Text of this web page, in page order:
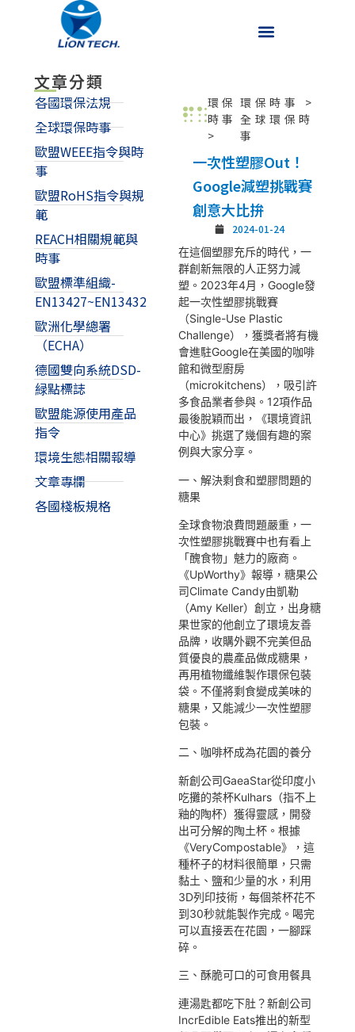
文章分類
各國環保法規
全球環保時事
歐盟WEEE指令與時
事
歐盟RoHS指令與規
範
REACH相關規範與
時事
歐盟標準組織-
EN13427~EN13432
歐洲化學總署
（ECHA）
德國雙向系統DSD-
緑點標誌
歐盟能源使用產品
指令
環境生態相關報導
文章專欄
各國棧板規格
環保
時事
>
環保時事
>
全球環保時
事
一次性塑膠Out！
Google減塑挑戰賽
創意大比拚
2024-01-24
在這個塑膠充斥的時代，一
群創新無限的人正努力減
塑。2023年4月，Google發
起一次性塑膠挑戰賽
（Single-Use Plastic
Challenge），獲獎者將有機
會進駐Google在美國的咖啡
館和微型廚房
（microkitchens），吸引許
多食品業者參與。12項作品
最後脫穎而出，《環境資訊
中心》挑選了幾個有趣的案
例與大家分享。
一、解決剩食和塑膠問題的
糖果
全球食物浪費問題嚴重，一
次性塑膠挑戰賽中也有看上
「醜食物」魅力的廠商。
《UpWorthy》報導，糖果公
司Climate Candy由凱勒
（Amy Keller）創立，出身糖
果世家的他創立了環境友善
品牌，收購外觀不完美但品
質優良的農產品做成糖果，
再用植物纖維製作環保包裝
袋。不僅將剩食變成美味的
糖果，又能減少一次性塑膠
包裝。
二、咖啡杯成為花園的養分
新創公司GaeaStar從印度小
吃攤的茶杯Kulhars（指不上
釉的陶杯）獲得靈感，開發
出可分解的陶土杯。根據
《VeryCompostable》，這
種杯子的材料很簡單，只需
黏土、鹽和少量的水，利用
3D列印技術，每個茶杯花不
到30秒就能製作完成。喝完
可以直接丟在花園，一腳踩
碎。
三、酥脆可口的可食用餐具
連湯匙都吃下肚？新創公司
IncrEdible Eats推出的新型